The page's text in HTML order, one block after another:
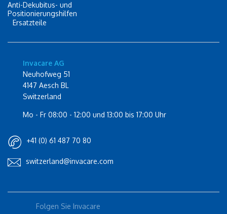
Anti-Dekubitus- und
Positionierungshilfen
Ersatzteile
Invacare AG
Neuhofweg 51
4147 Aesch BL
Switzerland
Mo - Fr 08:00 - 12:00 und 13:00 bis 17:00 Uhr
+41 (0) 61 487 70 80
switzerland@invacare.com
Folgen Sie Invacare